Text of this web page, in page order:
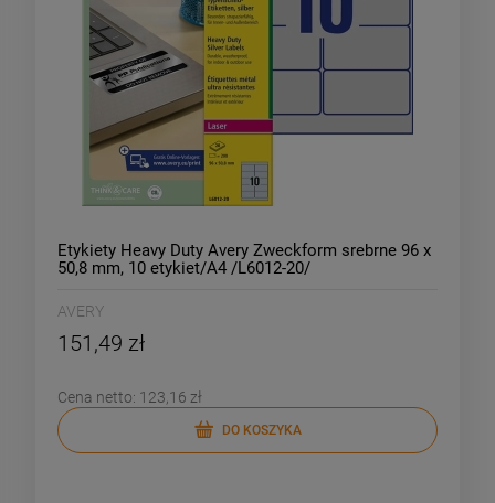
Etykiety Heavy Duty Avery Zweckform srebrne 96 x
50,8 mm, 10 etykiet/A4 /L6012-20/
AVERY
151,49 zł
Cena netto: 123,16 zł
DO KOSZYKA